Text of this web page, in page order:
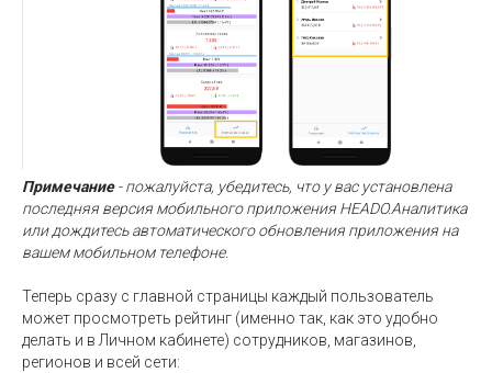
Примечание- пожалуйста, убедитесь, что у вас установлена
последняя версия мобильного приложения HEADO.Аналитика
или дождитесь автоматического обновления приложения на
вашем мобильном телефоне.
Теперь сразу с главной страницы каждый пользователь
может просмотреть рейтинг (именно так, как это удобно
делать и в Личном кабинете) сотрудников, магазинов,
регионов и всей сети: